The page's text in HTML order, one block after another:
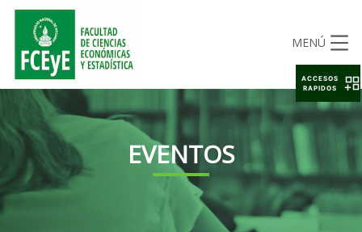
MENÚ
EVENTOS
ACCESOS
RAPIDOS